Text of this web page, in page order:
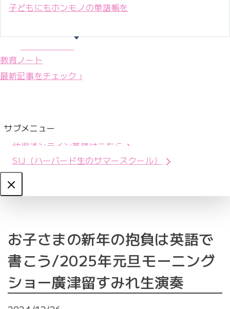
子どもにもホンモノの単語帳を
教育ノート
最新記事をチェック ›
サブメニュー
幼児オンライン英語はこちら
SIJ（ハーバード生のサマースクール）
Close
お子さまの新年の抱負は英語で
書こう/2025年元旦モーニング
ショー廣津留すみれ生演奏